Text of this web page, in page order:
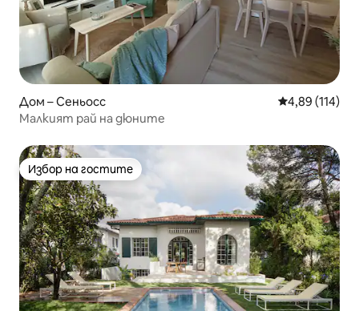
Дом – Сеньосс Средна
4,89 (114)
Малкият рай на дюните
Избор на гостите
Избор на гостите